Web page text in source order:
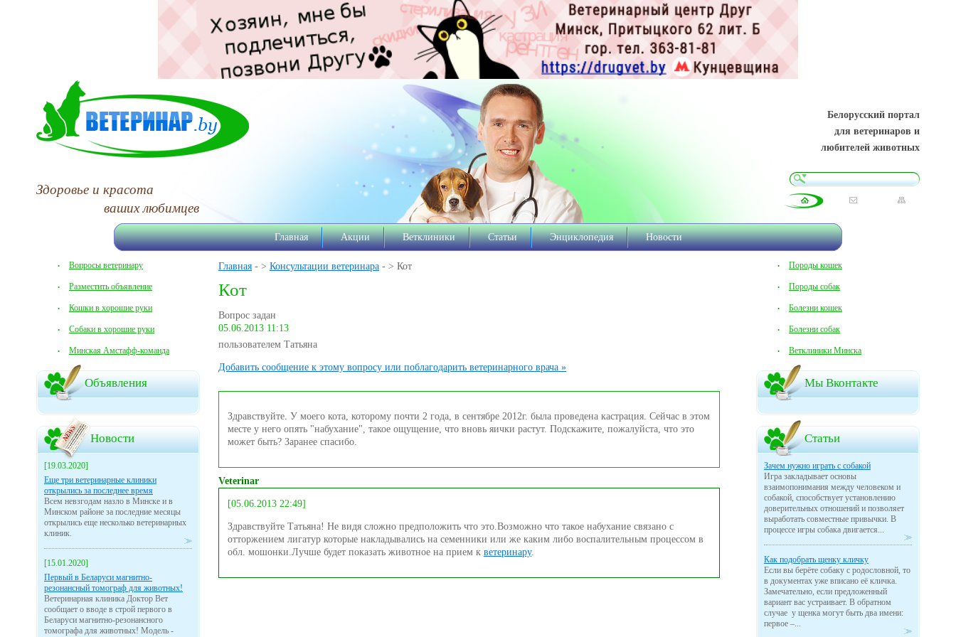
Здоровье и красота
ваших любимцев
Белорусский портал
для ветеринаров и
любителей животных
Главная Акции Ветклиники Статьи Энциклопедия Новости
Вопросы ветеринару
Разместить объявление
Кошки в хорошие руки
Собаки в хорошие руки
Минская Амстафф-команда
Объявления
Новости
[19.03.2020]
Еще три ветеринарные клиники
открылись за последнее время
Всем невзгодам назло в Минске и в
Минском районе за последние месяцы
открылись еще несколько ветеринарных
клиник.
[15.01.2020]
Первый в Беларуси магнитно-
резонансный томограф для животных!
Ветеринарная клиника Доктор Вет
сообщает о вводе в строй первого в
Беларуси магнитно-резонансного
томографа для животных! Модель -
Породы кошек
Породы собак
Болезни кошек
Болезни собак
Ветклиники Минска
Мы Вконтакте
Статьи
Зачем нужно играть с собакой
Игра закладывает основы
взаимопонимания между человеком и
собакой, способствует установлению
доверительных отношений и позволяет
выработать совместные привычки. В
процессе игры собака двигается...
Как подобрать щенку кличку
Если вы берёте собаку с родословной, то
в документах уже вписано её кличка.
Замечательно, если предложенный
вариант вас устраивает. В обратном
случае у щенка могут быть два имени:
первое –...
Главная - > Консультации ветеринара - > Кот
Кот
Вопрос задан
05.06.2013 11:13
пользователем Татьяна
Добавить сообщение к этому вопросу или поблагодарить ветеринарного врача »
Здравствуйте. У моего кота, которому почти 2 года, в сентябре 2012г. была проведена кастрация. Сейчас в этом
месте у него опять "набухание", такое ощущение, что вновь яички растут. Подскажите, пожалуйста, что это
может быть? Заранее спасибо.
Veterinar
[05.06.2013 22:49]
Здравствуйте Татьяна! Не видя сложно предположить что это.Возможно что такое набухание связано с
отторжением лигатур которые накладывались на семенники или же каким либо воспалительным процессом в
обл. мошонки.Лучше будет показать животное на прием к ветеринару.